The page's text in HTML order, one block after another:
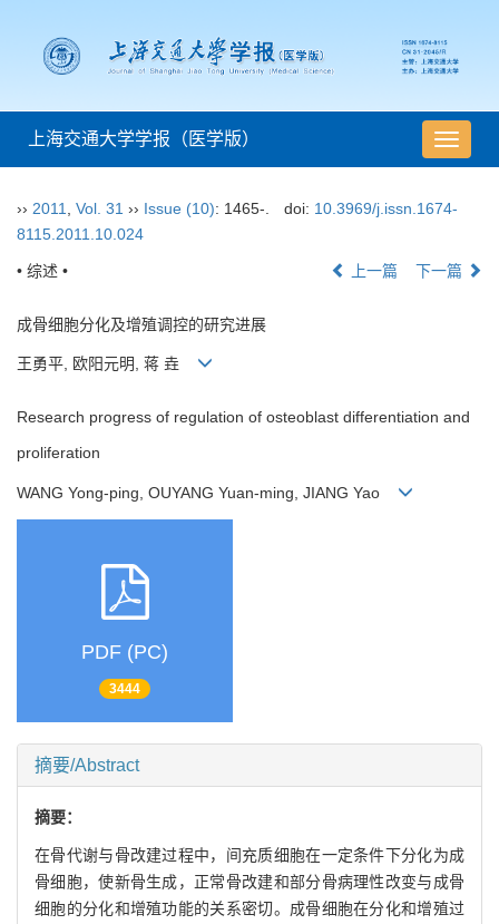
导
航
换
上海交通大学学报（医学版）
›› 2011 Vol. 31 ›› Issue (10): 1465-. doi: 10.3969/j.issn.1674-
8115.2011.10.024
• 综述 • 上一篇 下一篇
成骨细胞分化及增殖调控的研究进展
王勇平, 欧阳元明, 蒋 垚
Research progress of regulation of osteoblast differentiation and
proliferation
WANG Yong-ping, OUYANG Yuan-ming, JIANG Yao
PDF (PC)
3444
摘要/Abstract
摘要：
在骨代谢与骨改建过程中，间充质细胞在一定条件下分化为成
骨细胞，使新骨生成，正常骨改建和部分骨病理性改变与成骨
细胞的分化和增殖功能的关系密切。成骨细胞在分化和增殖过